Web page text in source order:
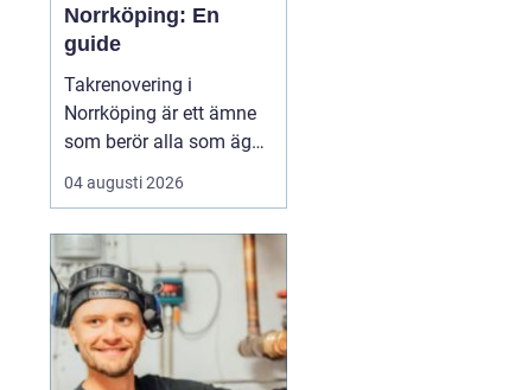
Norrköping: En
guide
Takrenovering i
Norrköping är ett ämne
som berör alla som äger
hus, radhus eller
flerfamiljshus i området.
viktigaste skydd mot
regn, snö och fukt, och
en i tid genomförd
renovering kan sp...
04 augusti 2026